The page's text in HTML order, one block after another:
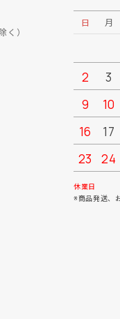
く）
日 月
2
3
9
10
16
17
23
24
30
休業日
※商品発送、